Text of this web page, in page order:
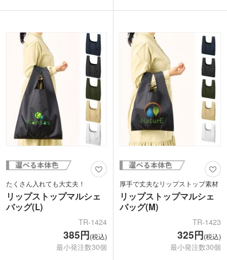
か?マルシェバッグL(タイベック製)はわ
ずか約27g。小ぶりのピーマン1個とほ
ぼ同じ重さです!折りたためば小さなポ
ーチ状になるので、毎日のお買い物のエ
コバッグとしてバッグに携帯するのがオ
ススメです。使い込むほどにシワが増
え、愛着がわきますよ。
1色印刷ができるので、ショップ名やロ
ゴを入れてお店のオリジナルエコバッグ
を作りませんか?
ットボトルが6本入る大容量でも畳めて
1色ロゴ印刷ができるので販促効果は抜
群です！ショップオープンのノベルティ
や記念品におススメです。
たくさん入れても大丈夫！
リップストップマルシェ
バッグ(L)
TR-1424
385円(税込)
最小発注数30個
厚手で丈夫なリップストップ素材
リップストップマルシェ
バッグ(M)
TR-1423
325円(税込)
最小発注数30個